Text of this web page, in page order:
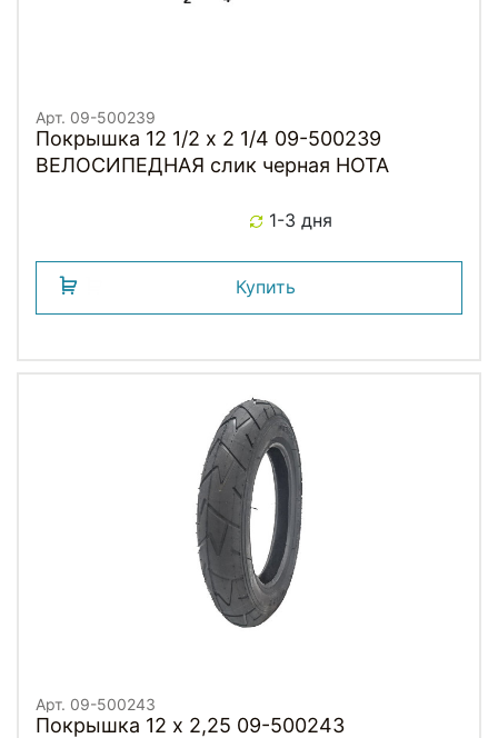
Арт. 09-500239
Покрышка 12 1/2 х 2 1/4 09-500239
ВЕЛОСИПЕДНАЯ слик черная HOTA
1-3 дня
Купить
Арт. 09-500243
Покрышка 12 х 2,25 09-500243